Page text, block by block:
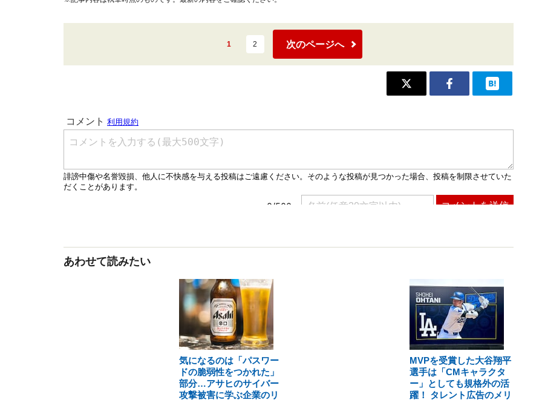
1 2 次のページへ
あわせて読みたい
気になるのは「パスワー
ドの脆弱性をつかれた」
部分…アサヒのサイバー
攻撃被害に学ぶ企業のリ
MVPを受賞した大谷翔平
選手は「CMキャラクタ
ー」としても規格外の活
躍！ タレント広告のメリ